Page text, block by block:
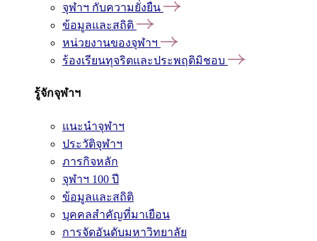
จุฬาฯ กับความยั่งยืน
ข้อมูลและสถิติ
หน่วยงานของจุฬาฯ
ร้องเรียนทุจริตและประพฤติมิชอบ
รู้จักจุฬาฯ
แนะนำจุฬาฯ
ประวัติจุฬาฯ
ภารกิจหลัก
จุฬาฯ 100 ปี
ข้อมูลและสถิติ
บุคคลสำคัญที่มาเยือน
การจัดอันดับมหาวิทยาลัย